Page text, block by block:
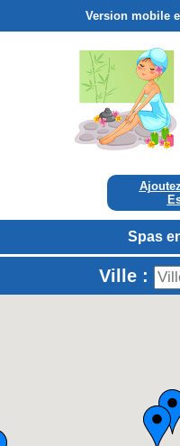
Version mobile
Spas
Ville :